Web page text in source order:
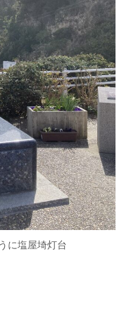
に塩屋埼灯台